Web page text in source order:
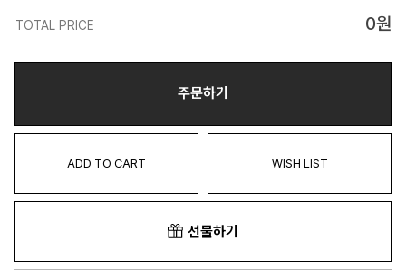
TOTAL PRICE 0원
주문하기
ADD TO CART WISH LIST
선물하기